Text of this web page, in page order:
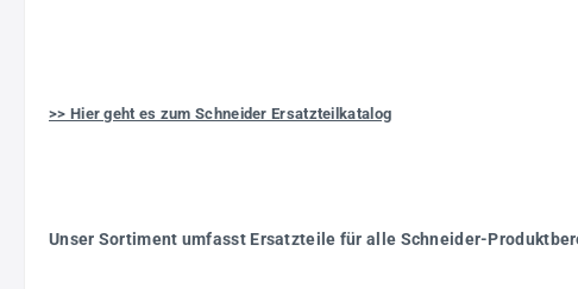
>> Hier geht es zum Schneider Ersatzteilkatalog
Unser Sortiment umfasst Ersatzteile für alle Schneider-